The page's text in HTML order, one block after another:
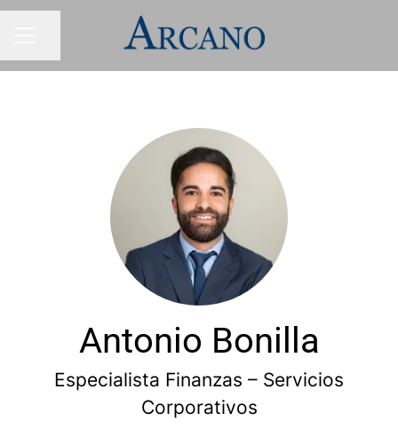
MENÚ DE EMPLEO
Compartir página
Antonio Bonilla
Especialista Finanzas – Servicios
Corporativos